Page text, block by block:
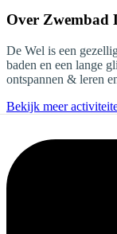
Over Zwembad
De Wel is een
baden en een lange
ontspannen & leren
Bekijk meer